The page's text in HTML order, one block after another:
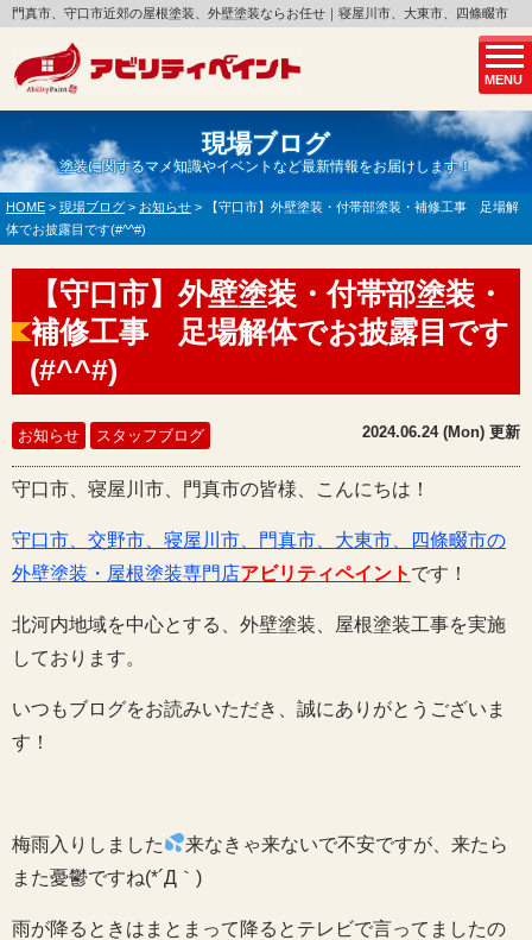
MENU
門真市、守口市近郊の屋根塗装、外壁塗装ならお任せ｜寝屋川市、大東市、四條畷市
現場ブログ
塗装に関するマメ知識やイベントなど最新情報をお届けします！
HOME > 現場ブログ > お知らせ >
【守口市】外壁塗装・付帯部塗装・補修工事 足場解
体でお披露目です(#^^#)
【守口市】外壁塗装・付帯部塗装・
補修工事 足場解体でお披露目です
(#^^#)
お知らせ スタッフブログ 2024.06.24 (Mon) 更新
守口市、寝屋川市、門真市の皆様、こんにちは！
守口市、交野市、寝屋川市、門真市、大東市、四條畷市の
外壁塗装・屋根塗装専門店アビリティペイント です！
北河内地域を中心とする、外壁塗装、屋根塗装工事を実施
しております。
いつもブログをお読みいただき、誠にありがとうございま
す！
梅雨入りしました
来なきゃ来ないで不安ですが、来たら
また憂鬱ですね(*´Д｀)
雨が降るときはまとまって降るとテレビで言ってましたの